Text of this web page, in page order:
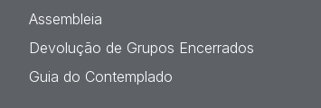
Assembleia
Devolução de Grupos Encerrados
Guia do Contemplado